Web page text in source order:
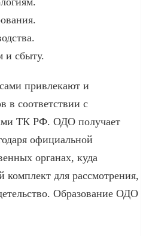
и сбыту.
привлекают и
в соответствии с
ТК РФ. ОДО получает
официальной
органах, куда
комплект для рассмотрения,
Образование ОДО